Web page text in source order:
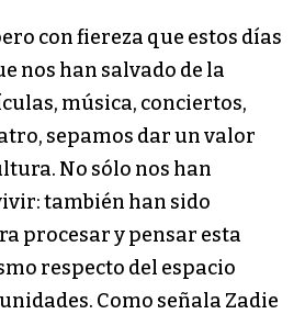
con fiereza que estos días
nos han salvado de la
música, conciertos,
sepamos dar un valor
No sólo nos han
también han sido
procesar y pensar esta
respecto del espacio
Como señala Zadie